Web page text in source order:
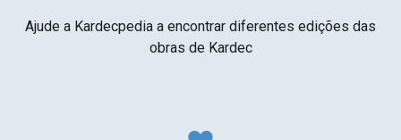
Ajude a Kardecpedia a encontrar diferentes edições das
obras de Kardec